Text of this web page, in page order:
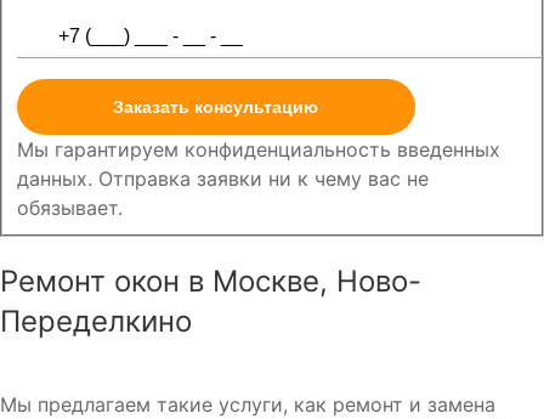
Заказать консультацию
Мы гарантируем конфиденциальность введенных
данных. Отправка заявки ни к чему вас не
обязывает.
Ремонт окон в Москве, Ново-
Переделкино
Мы предлагаем такие услуги, как ремонт и замена